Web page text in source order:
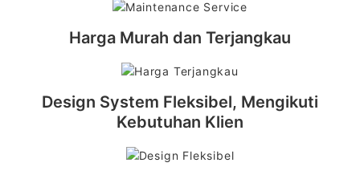
Harga Murah dan Terjangkau
Design System Fleksibel, Mengikuti
Kebutuhan Klien